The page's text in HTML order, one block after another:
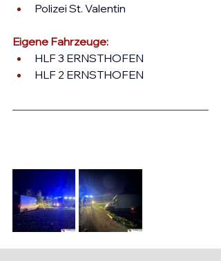
Polizei St. Valentin
Eigene Fahrzeuge:
HLF 3 ERNSTHOFEN
HLF 2 ERNSTHOFEN